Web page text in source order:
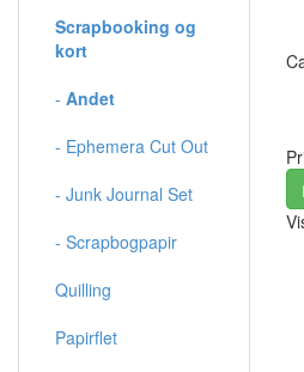
Scrapbooking og
kort
- Andet
- Ephemera Cut Out
- Junk Journal Set
- Scrapbogpapir
Quilling
Papirflet